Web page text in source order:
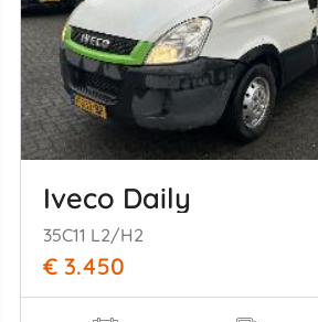
Iveco Daily
35C11 L2/H2
€ 3.450